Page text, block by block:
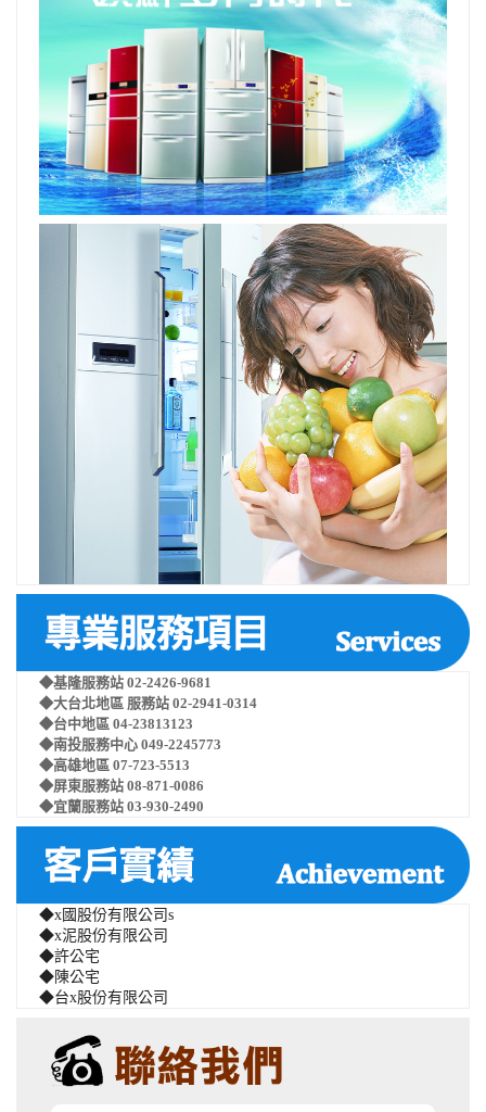
◆基隆服務站 02-2426-9681
◆大台北地區 服務站 02-2941-0314
◆台中地區 04-23813123
◆南投服務中心 049-2245773
◆高雄地區 07-723-5513
◆屏東服務站 08-871-0086
◆宜蘭服務站 03-930-2490
◆x國股份有限公司s
◆x泥股份有限公司
◆許公宅
◆陳公宅
◆台x股份有限公司